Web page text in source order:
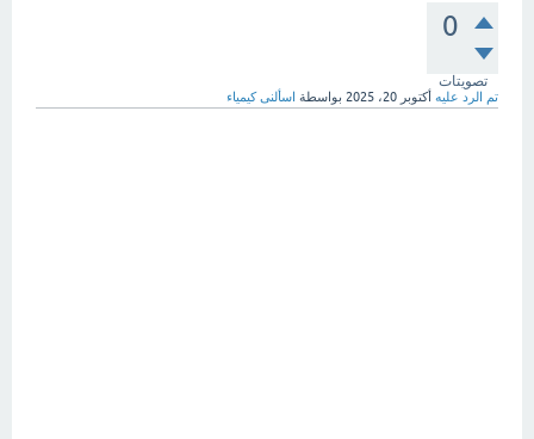
0
تصويتات
تم الرد عليه أكتوبر 20، 2025 بواسطة اسألنى كيمياء